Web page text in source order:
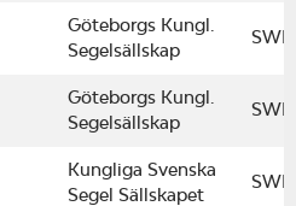
Göteborgs Kungl.
Segelsällskap
SWE
Göteborgs Kungl.
Segelsällskap
SWE
Kungliga Svenska
Segel Sällskapet
SWE